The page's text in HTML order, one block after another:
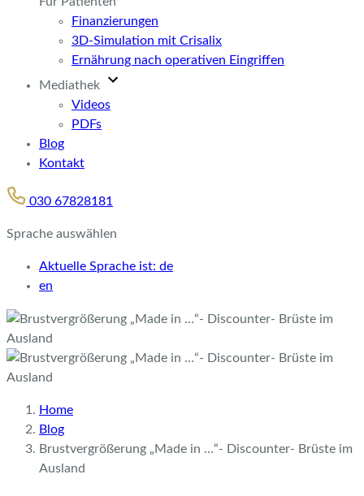
Finanzierungen
3D-Simulation mit Crisalix
Ernährung nach operativen Eingriffen
Mediathek
Videos
PDFs
Blog
Kontakt
030 67828181
Sprache auswählen
Aktuelle Sprache ist: de
en
Home
Blog
Brustvergrößerung „Made in …“- Discounter- Brüste im
Ausland